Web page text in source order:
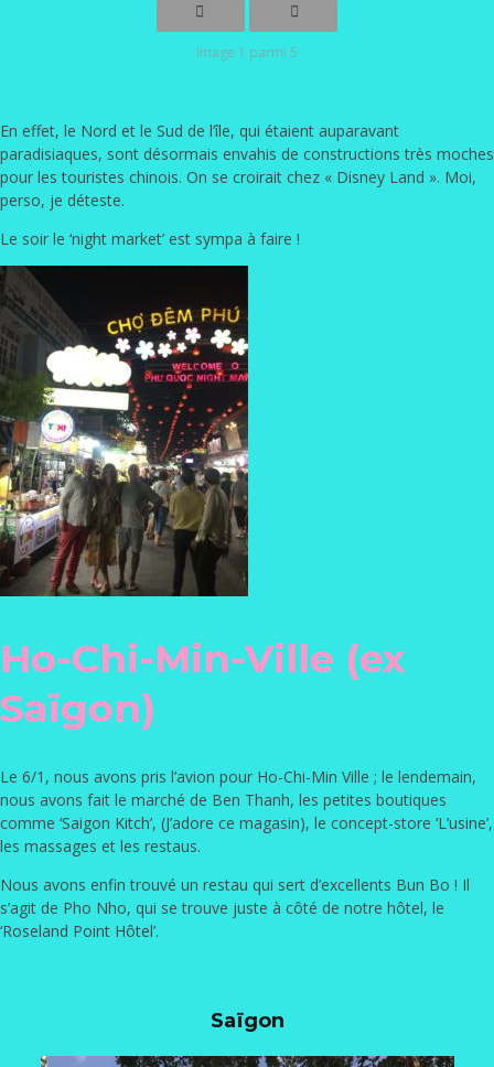
Image 1 parmi 5
En effet, le Nord et le Sud de l’île, qui étaient auparavant
paradisiaques, sont désormais envahis de constructions très moches
pour les touristes chinois. On se croirait chez « Disney Land ». Moi,
perso, je déteste.
Le soir le ‘night market’ est sympa à faire !
Ho-Chi-Min-Ville (ex
Saïgon)
Le 6/1, nous avons pris l’avion pour Ho-Chi-Min Ville ; le lendemain,
nous avons fait le marché de Ben Thanh, les petites boutiques
comme ‘Saigon Kitch’, (J’adore ce magasin), le concept-store ‘L’usine’,
les massages et les restaus.
Nous avons enfin trouvé un restau qui sert d’excellents Bun Bo ! Il
s’agit de Pho Nho, qui se trouve juste à côté de notre hôtel, le
‘Roseland Point Hôtel’.
Saïgon